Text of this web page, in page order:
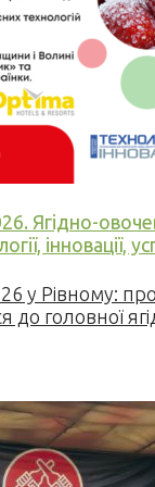
Ягідно-
інновації,
у Рівному:
до головної